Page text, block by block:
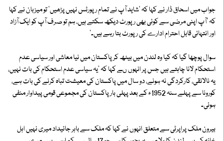
جواب میں اسحاق ڈار نے کہا کہ 'شاید آپ نے تمام رپورٹس نہیں پڑھیں' تو میزبان نے کہا
کہ 'آپ اپنی مرضی سے کوئی بھی رپورٹ دیکھ سکتے ہیں، ہم تو صرف آپ کو ایک آزاد
اور انتہائی قابل احترام ادارے کی رپورٹ بتا رہے ہیں۔'
سوال پوچھا گیا کہ کیا وہ لندن میں بیٹھ کر پاکستان میں نیا معاشی اور سیاسی عدم
استحکام لانا چاہتے ہیں جس پر انہوں ںے کہا کہ 'یہ سیاسی عدم استحکام کی بات نہیں،
یہ نالائقی، کارکردگی نہ ہونے، دو سال میں پاکستان کی معیشت تباہ کرنے کی بات ہے،
کورونا سے پہلے سنہ 1952ء کے بعد پہلی بار پاکستان کی مجموعی قومی پیداوار منفی
ہوئی۔
بیرون ملک پراپرٹی سے متعلق انہوں نے کہا کہ ملک سے باہر جائیداد میری نہیں اہل